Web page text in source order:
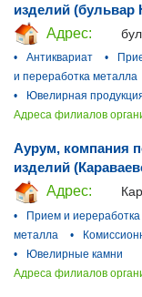
изделий (бульвар
Адрес:
•
Антиквариат •
и переработка металла
•
Ювелирная
Адреса филиалов
Аурум, компания
изделий
Адрес:
•
Прием и
металла
•
•
Ювелирные камни
Адреса филиалов